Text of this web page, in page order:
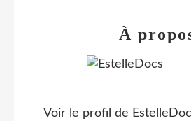
À
Voir le profil de